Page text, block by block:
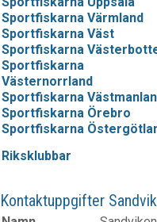
Sportfiskarna Värmland
Sportfiskarna Väst
Sportfiskarna
Sportfiskarna
Västernorrland
Sportfiskarna
Sportfiskarna Örebro
Sportfiskarna
Riksklubbar
Kontaktuppgifter